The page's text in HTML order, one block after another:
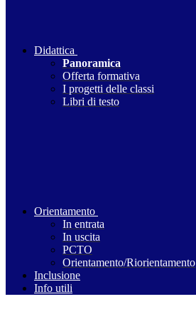
Didattica
Panoramica
Offerta formativa
I progetti delle classi
Libri di testo
Orientamento
In entrata
In uscita
PCTO
Orientamento/Riorientamento
Inclusione
Info utili